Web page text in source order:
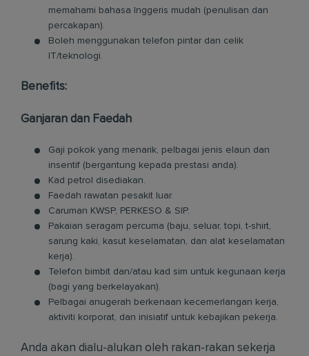
memahami bahasa Inggeris mudah (penulisan dan
percakapan).
Boleh menggunakan telefon pintar dan celik
IT/teknologi.
Benefits:
Ganjaran dan Faedah
Gaji pokok yang menarik, pelbagai jenis elaun dan
insentif (bergantung kepada prestasi anda).
Kad petrol disediakan.
Faedah rawatan pesakit luar.
Caruman KWSP, PERKESO & SIP.
Pakaian seragam percuma (baju, seluar, topi, t-shirt,
sarung kaki, kasut keselamatan, dan alat keselamatan
kerja).
Telefon bimbit dan/atau kad sim untuk kegunaan kerja
(bagi yang berkelayakan).
Pelbagai anugerah berkenaan kecemerlangan kerja,
aktiviti korporat, dan inisiatif untuk kebajikan pekerja.
Anda akan dialu-alukan oleh rakan-rakan sekerja